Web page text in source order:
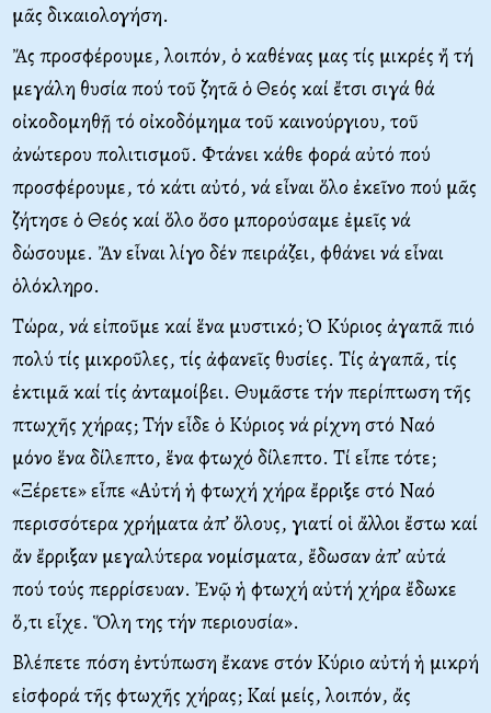
μᾶς δικαιολογήση.
Ἄς προσφέρουμε, λοιπόν, ὁ καθένας μας τίς μικρές ἤ τή
μεγάλη θυσία πού τοῦ ζητᾶ ὁ Θεός καί ἔτσι σιγά θά
οἰκοδομηθῇ τό οἰκοδόμημα τοῦ καινούργιου, τοῦ
ἀνώτερου πολιτισμοῦ. Φτάνει κάθε φορά αὐτό πού
προσφέρουμε, τό κάτι αὐτό, νά εἶναι ὅλο ἐκεῖνο πού μᾶς
ζήτησε ὁ Θεός καί ὅλο ὅσο μπορούσαμε ἐμεῖς νά
δώσουμε. Ἄν εἶναι λίγο δέν πειράζει, φθάνει νά εἶναι
ὁλόκληρο.
Τώρα, νά εἰποῦμε καί ἕνα μυστικό; Ὁ Κύριος ἀγαπᾶ πιό
πολύ τίς μικροῦλες, τίς ἀφανεῖς θυσίες. Τίς ἀγαπᾶ, τίς
ἐκτιμᾶ καί τίς ἀνταμοίβει. Θυμᾶστε τήν περίπτωση τῆς
πτωχῆς χήρας; Τήν εἶδε ὁ Κύριος νά ρίχνη στό Ναό
μόνο ἕνα δίλεπτο, ἕνα φτωχό δίλεπτο. Τί εἶπε τότε;
«Ξέρετε» εἶπε «Αὐτή ἡ φτωχή χήρα ἔρριξε στό Ναό
περισσότερα χρήματα ἀπ’ ὅλους, γιατί οἱ ἄλλοι ἔστω καί
ἄν ἔρριξαν μεγαλύτερα νομίσματα, ἔδωσαν ἀπ’ αὐτά
πού τούς περρίσευαν. Ἐνῷ ἡ φτωχή αὐτή χήρα ἔδωκε
ὅ,τι εἶχε. Ὅλη της τήν περιουσία».
Βλέπετε πόση ἐντύπωση ἔκανε στόν Κύριο αὐτή ἡ μικρή
εἰσφορά τῆς φτωχῆς χήρας; Καί μείς, λοιπόν, ἄς